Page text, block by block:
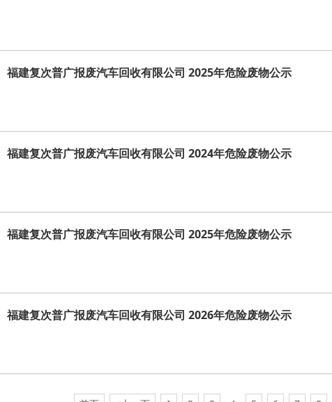
福建复次普广报废汽车回收有限公司 2025年危险废物公示
福建复次普广报废汽车回收有限公司 2024年危险废物公示
福建复次普广报废汽车回收有限公司 2025年危险废物公示
福建复次普广报废汽车回收有限公司 2026年危险废物公示